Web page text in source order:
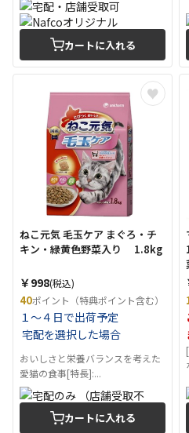
カートに入れる
ねこ元気 毛玉ケア まぐろ・チ
キン・緑黄色野菜入り 1.8kg
￥998(税込)
40ポイント（特典ポイント含む）
１～４日で出荷予定
宅配を選択した場合
おいしさと栄養バランスを考えた
愛猫の食事[特長]:...
カートに入れる